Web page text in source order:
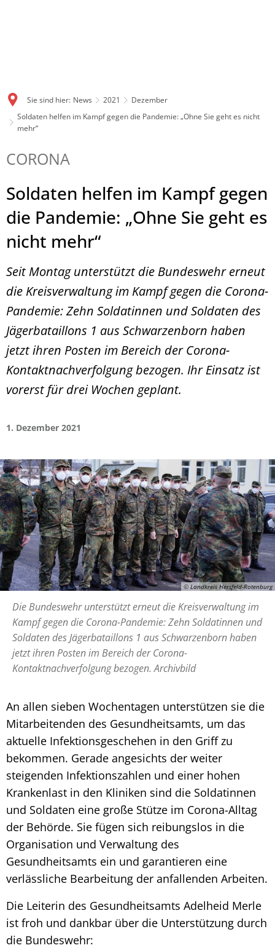
Sie sind hier: News 2021
Dezember
Soldaten helfen im Kampf gegen die Pandemie: „Ohne Sie geht es nicht
mehr“
CORONA
Soldaten helfen im Kampf gegen
die Pandemie: „Ohne Sie geht es
nicht mehr“
Seit Montag unterstützt die Bundeswehr erneut
die Kreisverwaltung im Kampf gegen die Corona-
Pandemie: Zehn Soldatinnen und Soldaten des
Jägerbataillons 1 aus Schwarzenborn haben
jetzt ihren Posten im Bereich der Corona-
Kontaktnachverfolgung bezogen. Ihr Einsatz ist
vorerst für drei Wochen geplant.
1. Dezember 2021
© Landkreis Hersfeld-Rotenburg
Die Bundeswehr unterstützt erneut die Kreisverwaltung im
Kampf gegen die Corona-Pandemie: Zehn Soldatinnen und
Soldaten des Jägerbataillons 1 aus Schwarzenborn haben
jetzt ihren Posten im Bereich der Corona-
Kontaktnachverfolgung bezogen. Archivbild
An allen sieben Wochentagen unterstützen sie die
Mitarbeitenden des Gesundheitsamts, um das
aktuelle Infektionsgeschehen in den Griff zu
bekommen. Gerade angesichts der weiter
steigenden Infektionszahlen und einer hohen
Krankenlast in den Kliniken sind die Soldatinnen
und Soldaten eine große Stütze im Corona-Alltag
der Behörde. Sie fügen sich reibungslos in die
Organisation und Verwaltung des
Gesundheitsamts ein und garantieren eine
verlässliche Bearbeitung der anfallenden Arbeiten.
Die Leiterin des Gesundheitsamts Adelheid Merle
ist froh und dankbar über die Unterstützung durch
die Bundeswehr: